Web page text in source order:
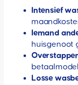
Intensief
Iemand
huisgenoot
Losse